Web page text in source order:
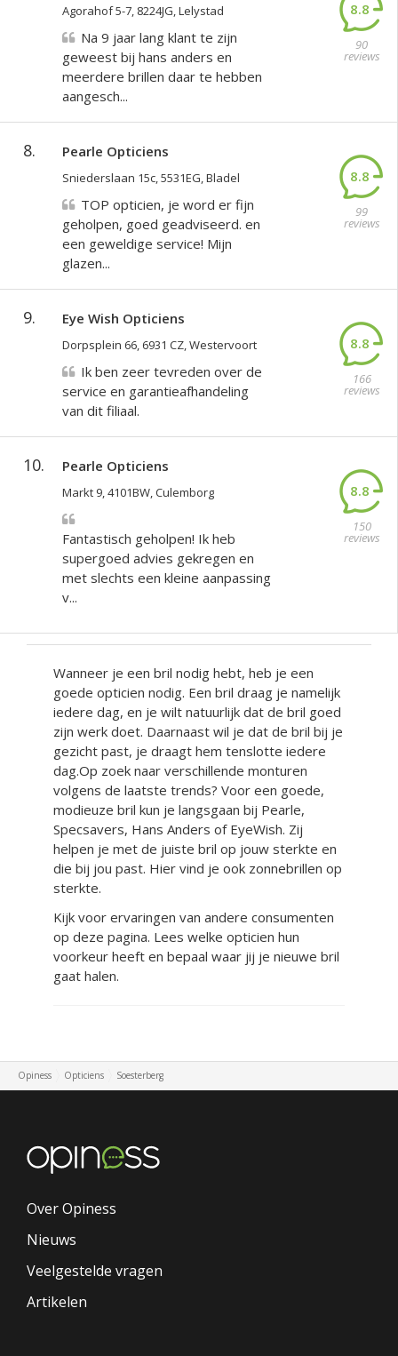
Agorahof 5-7, 8224JG, Lelystad 8.8
90
reviews
Na 9 jaar lang klant te zijn
geweest bij hans anders en
meerdere brillen daar te hebben
aangesch...
8. Pearle Opticiens
Sniederslaan 15c, 5531EG, Bladel 8.8
99
reviews
TOP opticien, je word er fijn
geholpen, goed geadviseerd. en
een geweldige service! Mijn
glazen...
9. Eye Wish Opticiens
Dorpsplein 66, 6931 CZ, Westervoort 8.8
166
reviews
Ik ben zeer tevreden over de
service en garantieafhandeling
van dit filiaal.
10. Pearle Opticiens
Markt 9, 4101BW, Culemborg 8.8
150
reviews
Fantastisch geholpen! Ik heb
supergoed advies gekregen en
met slechts een kleine aanpassing
v...
Wanneer je een bril nodig hebt, heb je een
goede opticien nodig. Een bril draag je namelijk
iedere dag, en je wilt natuurlijk dat de bril goed
zijn werk doet. Daarnaast wil je dat de bril bij je
gezicht past, je draagt hem tenslotte iedere
dag.Op zoek naar verschillende monturen
volgens de laatste trends? Voor een goede,
modieuze bril kun je langsgaan bij Pearle,
Specsavers, Hans Anders of EyeWish. Zij
helpen je met de juiste bril op jouw sterkte en
die bij jou past. Hier vind je ook zonnebrillen op
sterkte.
Kijk voor ervaringen van andere consumenten
op deze pagina. Lees welke opticien hun
voorkeur heeft en bepaal waar jij je nieuwe bril
gaat halen.
Opiness Opticiens Soesterberg
Over Opiness
Nieuws
Veelgestelde vragen
Artikelen